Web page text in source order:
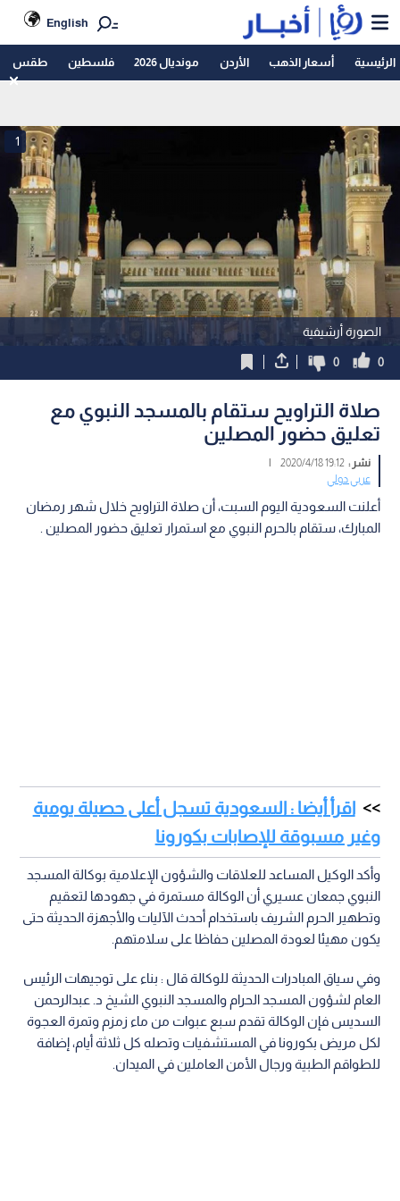
English
الرئيسية أسعار الذهب الأردن مونديال 2026 فلسطين طقس
الصورة أرشيفية
1
0
0
صلاة التراويح ستقام بالمسجد النبوي مع
تعليق حضور المصلين
نشر :19:12 2020/4/18
|
عربي دولي
أعلنت السعودية اليوم السبت، أن صلاة التراويح خلال شهر رمضان
المبارك، ستقام بالحرم النبوي مع استمرار تعليق حضور المصلين .
اقرأ أيضا : السعودية تسجل أعلى حصيلة يومية
وغير مسبوقة للإصابات بكورونا
وأكد الوكيل المساعد للعلاقات والشؤون الإعلامية بوكالة المسجد
النبوي جمعان عسيري أن الوكالة مستمرة في جهودها لتعقيم
وتطهير الحرم الشريف باستخدام أحدث الآليات والأجهزة الحديثة حتى
يكون مهيئا لعودة المصلين حفاظا على سلامتهم.
وفي سياق المبادرات الحديثة للوكالة قال : بناء على توجيهات الرئيس
العام لشؤون المسجد الحرام والمسجد النبوي الشيخ د. عبدالرحمن
السديس فإن الوكالة تقدم سبع عبوات من ماء زمزم وتمرة العجوة
لكل مريض بكورونا في المستشفيات وتصله كل ثلاثة أيام، إضافة
للطواقم الطبية ورجال الأمن العاملين في الميدان.